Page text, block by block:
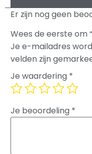
Er zijn nog geen
Wees de eerste om
Je e-mailadres
velden zijn
Je waardering *
Je beoordeling *